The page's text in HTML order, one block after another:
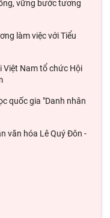
vững bước tương
làm việc với Tiểu
Việt Nam tổ chức Hội
quốc gia "Danh nhân
văn hóa Lê Quý Đôn -